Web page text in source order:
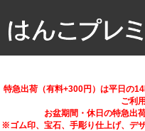
特急出荷（有料+300円）は平日の
ご利
お盆期間・休日の特急出
※ゴム印、宝石、手彫り仕上げ、デ